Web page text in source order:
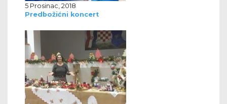
5 Prosinac, 2018
Predbožićni koncert